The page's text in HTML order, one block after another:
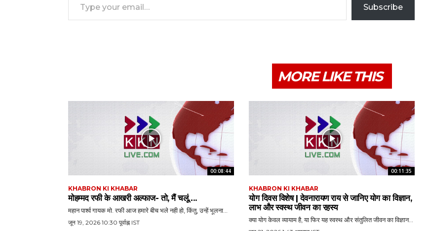
Subscribe
MORE LIKE THIS
00:08:44
KHABRON KI KHABAR
मोहम्मद रफी के आखरी अल्फाज- तो, मैं चलूं….
महान पार्श्व गायक मो. रफी आज हमारे बीच भले नही हो, किंतु, उन्हें भूलना...
जून 19, 2026 10:30 पूर्वाह्न IST
00:11:35
KHABRON KI KHABAR
योग दिवस विशेष | देवनारायण राय से जानिए योग का विज्ञान,
लाभ और स्वस्थ जीवन का रहस्य
क्या योग केवल व्यायाम है, या फिर यह स्वस्थ और संतुलित जीवन का विज्ञान...